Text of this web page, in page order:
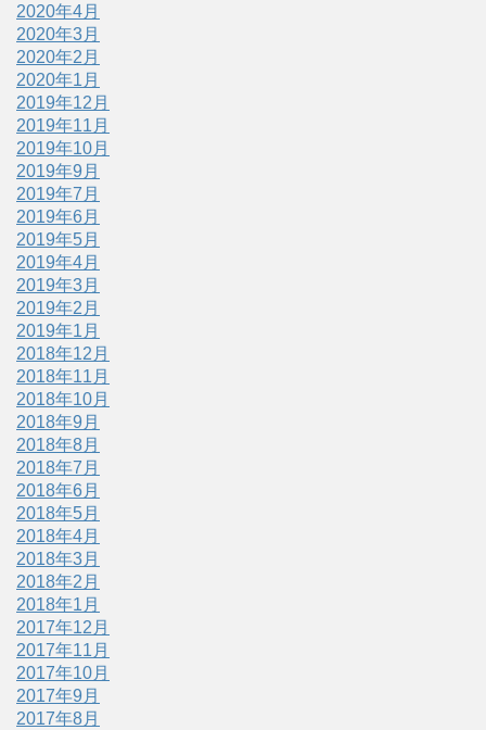
2020年4月
2020年3月
2020年2月
2020年1月
2019年12月
2019年11月
2019年10月
2019年9月
2019年7月
2019年6月
2019年5月
2019年4月
2019年3月
2019年2月
2019年1月
2018年12月
2018年11月
2018年10月
2018年9月
2018年8月
2018年7月
2018年6月
2018年5月
2018年4月
2018年3月
2018年2月
2018年1月
2017年12月
2017年11月
2017年10月
2017年9月
2017年8月